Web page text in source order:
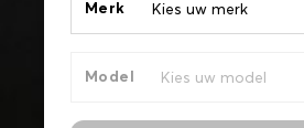
Merk
Model